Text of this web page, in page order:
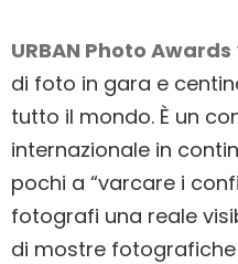
URBAN Photo Awards
di foto in gara e
tutto il mondo. È un
internazionale in
pochi a “varcare i
fotografi una reale
di mostre